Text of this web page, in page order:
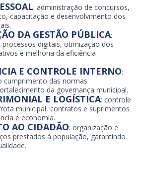
: administração de concursos,
capacitação e desenvolvimento dos
DA GESTÃO PÚBLICA:
digitais, otimização dos
e melhoria da eficiência
E CONTROLE INTERNO:
das normas
da governança municipal.
E LOGÍSTICA: controle
municipal, contratos e suprimentos
e economia.
AO CIDADÃO: organização e
prestados à população, garantindo